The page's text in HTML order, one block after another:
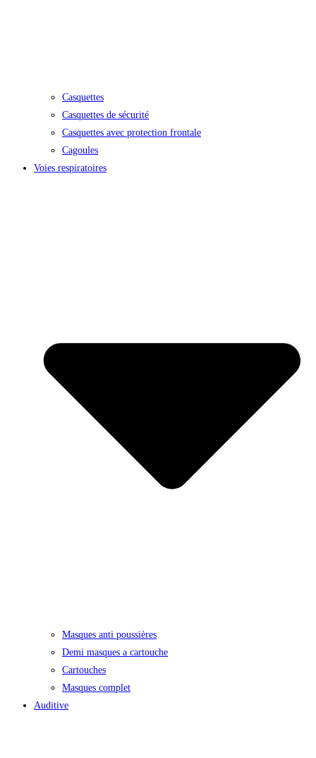
Casquettes
Casquettes de sécurité
Casquettes avec protection frontale
Cagoules
Voies respiratoires
Masques anti poussières
Demi masques a cartouche
Cartouches
Masques complet
Auditive